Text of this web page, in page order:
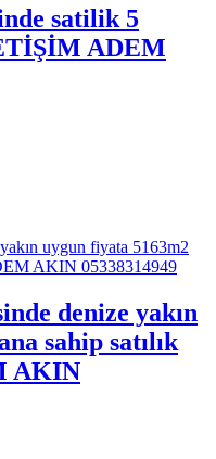
satilik 5
ADEM
denize yakın
sahip satılık
AKIN